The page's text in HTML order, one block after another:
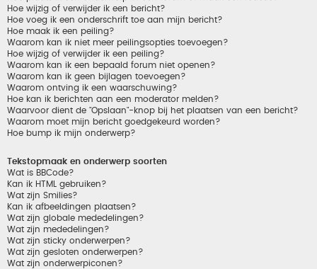
Hoe wijzig of verwijder ik een bericht?
Hoe voeg ik een onderschrift toe aan mijn bericht?
Hoe maak ik een peiling?
Waarom kan ik niet meer peilingsopties toevoegen?
Hoe wijzig of verwijder ik een peiling?
Waarom kan ik een bepaald forum niet openen?
Waarom kan ik geen bijlagen toevoegen?
Waarom ontving ik een waarschuwing?
Hoe kan ik berichten aan een moderator melden?
Waarvoor dient de "Opslaan"-knop bij het plaatsen van een bericht?
Waarom moet mijn bericht goedgekeurd worden?
Hoe bump ik mijn onderwerp?
Tekstopmaak en onderwerp soorten
Wat is BBCode?
Kan ik HTML gebruiken?
Wat zijn Smilies?
Kan ik afbeeldingen plaatsen?
Wat zijn globale mededelingen?
Wat zijn mededelingen?
Wat zijn sticky onderwerpen?
Wat zijn gesloten onderwerpen?
Wat zijn onderwerpiconen?